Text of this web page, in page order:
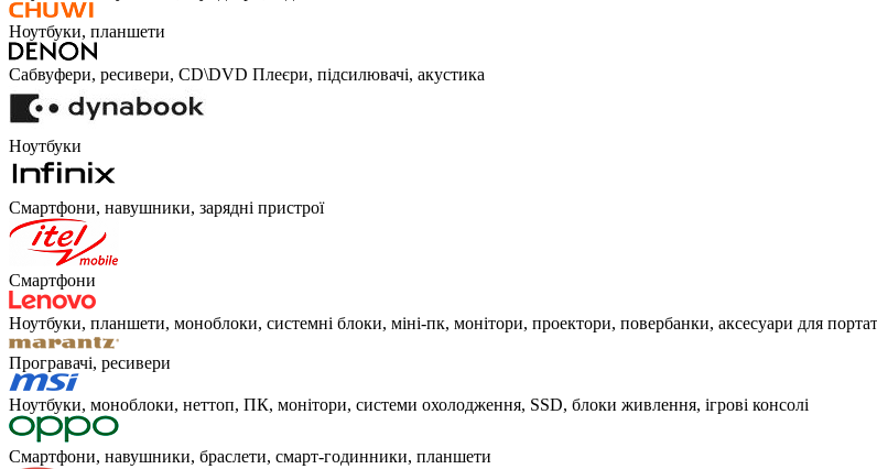
Ноутбуки, планшети
Сабвуфери, ресивери, CD\DVD Плеєри, підсилювачі, акустика
Ноутбуки
Смартфони, навушники, зарядні пристрої
Смартфони
Ноутбуки, планшети, моноблоки, системні блоки, міні-пк, монітори, проектори, повербанки, аксесуари для
Програвачі, ресивери
Ноутбуки, моноблоки, неттоп, ПК, монітори, системи охолодження, SSD, блоки живлення, ігрові консолі
Смартфони, навушники, браслети, смарт-годинники, планшети